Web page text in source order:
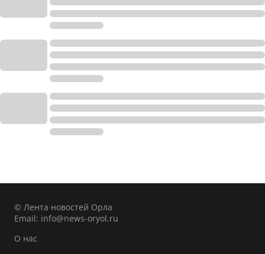
© Лента новостей Орла
Email: info@news-oryol.ru
О нас